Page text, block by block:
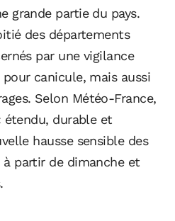
grande partie du pays.
des départements
par une vigilance
canicule, mais aussi
Selon Météo-France,
étendu, durable et
hausse sensible des
partir de dimanche et